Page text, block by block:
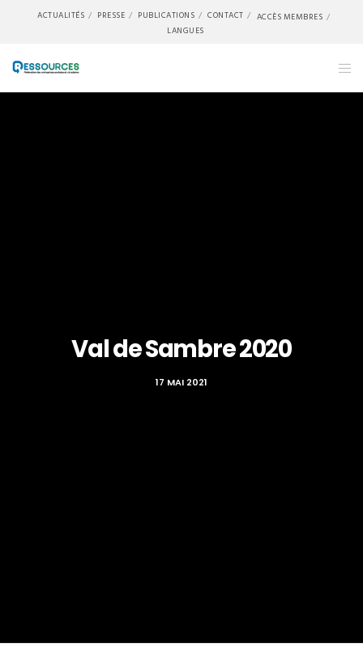
ACTUALITÉS PRESSE PUBLICATIONS CONTACT
ACCÈS MEMBRES
LANGUES
Val de Sambre 2020
17 MAI 2021